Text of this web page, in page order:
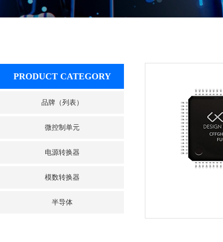
PRODUCT CATEGORY
品牌（列表）
微控制单元
电源转换器
模数转换器
半导体